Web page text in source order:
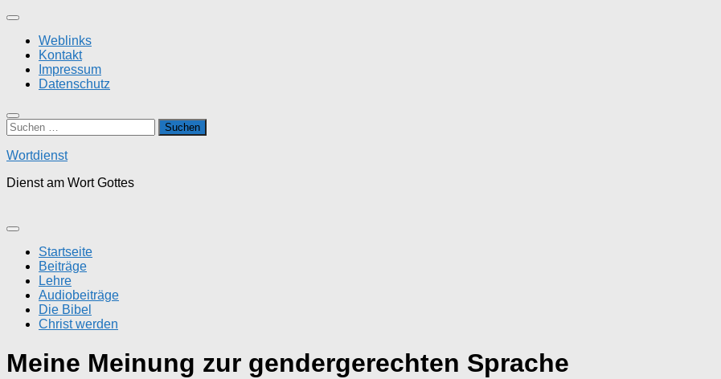
Zum
springenWeblinks
Kontakt
Impressum
Datenschutz
Suchen
nach:
Wortdienst
Dienst am Wort Gottes
Startseite
Beiträge
Lehre
Audiobeiträge
Die Bibel
Christ werden
Meine Meinung zur gendergerechten Sprache